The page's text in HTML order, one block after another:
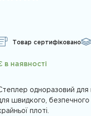
Товар сертифіковано
в наявності
одноразовий для
швидкого, безпечного
плоті.